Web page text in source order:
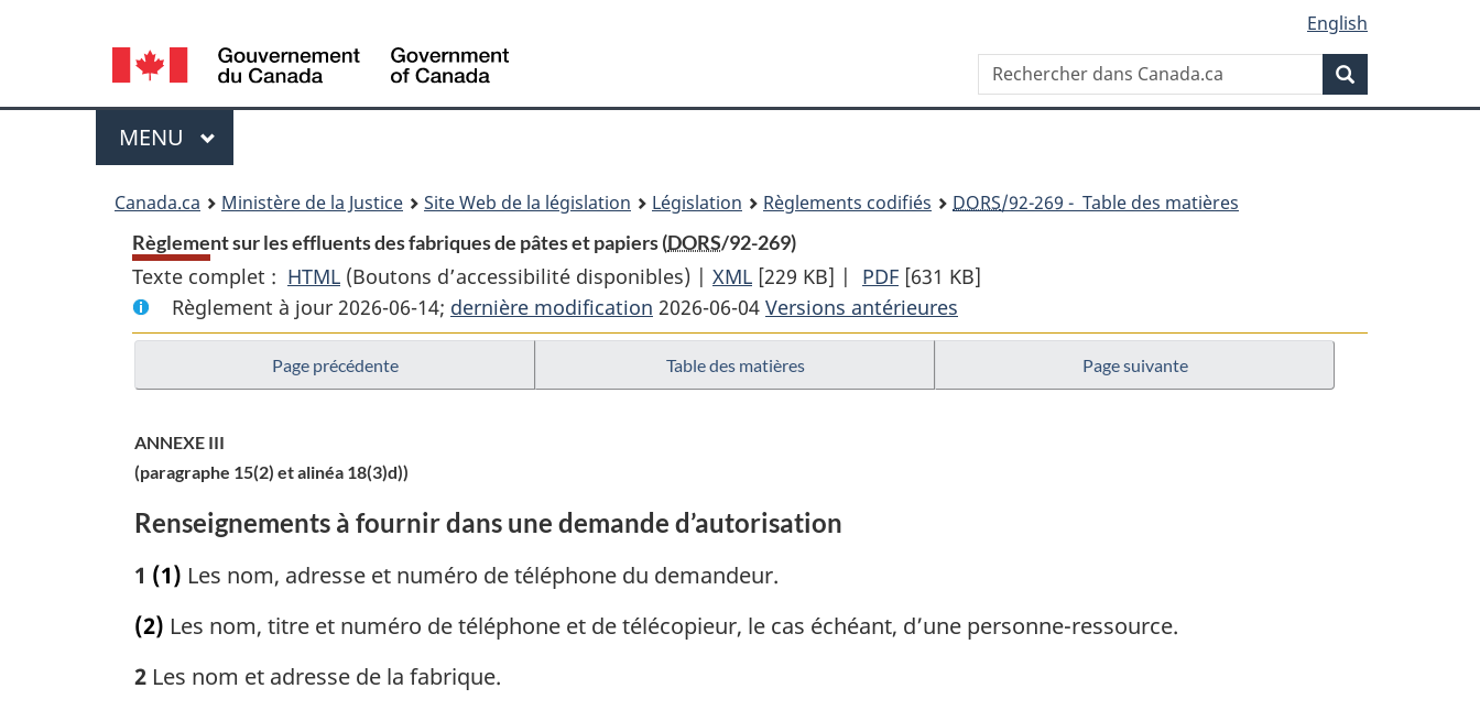
principal
À
site
version
Language
selection
English
Rechercher
dans
Canada.ca
Menu
MENU PRINCIPAL
Canada.ca Ministère de la Justice Site Web de la législation Législation Règlements codifiés DORS/92-269 - Table des matières
Règlement sur les effluents des fabriques de pâtes et papiers (DORS/92-269)
Texte complet : HTML Texte
complet
:
Règlement
effluents
fabriques
pâtes
et
(Boutons d’accessibilité disponibles) | XML Texte
complet
:
Règlement
fabriques
pâtes
et
[229 KB] | PDF Texte
complet
:
et
[631 KB]
Règlement à jour 2026-06-14; dernière modification 2026-06-04 Versions antérieures
Page précédente Table des matières Page suivante
ANNEXE III
(paragraphe 15(2) et alinéa 18(3)d))
Renseignements à fournir dans une demande d’autorisation
1 (1) Les nom, adresse et numéro de téléphone du demandeur.
(2) Les nom, titre et numéro de téléphone et de télécopieur, le cas échéant, d’une personne-ressource.
2 Les nom et adresse de la fabrique.